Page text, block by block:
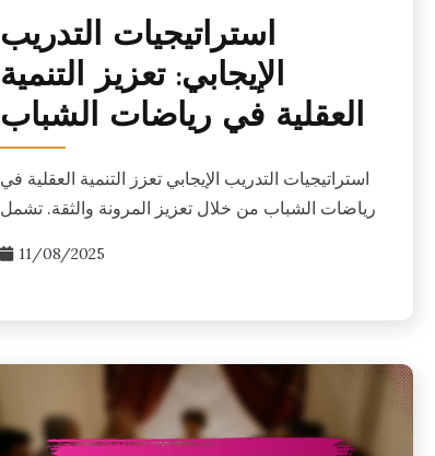
استراتيجيات التدريب
الإيجابي: تعزيز التنمية
العقلية في رياضات الشباب
استراتيجيات التدريب الإيجابي تعزز التنمية العقلية في
رياضات الشباب من خلال تعزيز المرونة والثقة. تشمل
11/08/2025